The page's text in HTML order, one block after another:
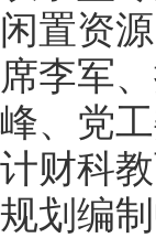
闲置资
席李军
峰、党
计财科
规划编